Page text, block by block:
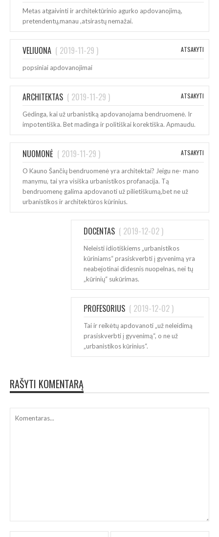
Metas atgaivinti ir architektūrinio agurko apdovanojimą,
pretendentų,manau ,atsirastų nemažai.
VELIUONA ( 2019-11-29 ) ATSAKYTI
popsiniai apdovanojimai
ARCHITEKTAS ( 2019-11-29 ) ATSAKYTI
Gėdinga, kai už urbanistiką apdovanojama bendruomenė. Ir
impotentiška. Bet madinga ir politiškai korektiška. Apmaudu.
NUOMONĖ ( 2019-11-29 ) ATSAKYTI
O Kauno Šančių bendruomenė yra architektai? Jeigu ne- mano
manymu, tai yra visiška urbanistikos profanacija. Tą
bendruomenę galima apdovanoti už pilietiškumą,bet ne už
urbanistikos ir architektūros kūrinius.
DOCENTAS ( 2019-12-02)
Neleisti idiotiškiems „urbanistikos
kūriniams“ prasiskverbti į gyvenimą yra
neabejotinai didesnis nuopelnas, nei tų
„kūrinių“ sukūrimas.
PROFESORIUS ( 2019-12-02)
Tai ir reikėtų apdovanoti „už neleidimą
prasiskverbti į gyvenimą“, o ne už
„urbanistikos kūrinius“.
RAŠYTI KOMENTARĄ